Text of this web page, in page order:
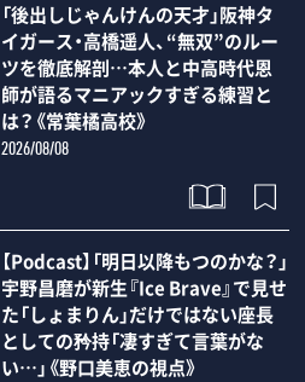
「後出しじゃんけんの天才」阪神タ
イガース・高橋遥人、“無双”のルー
ツを徹底解剖…本人と中高時代恩
師が語るマニアックすぎる練習と
は？《常葉橘高校》
2026/08/08
【Podcast】「明日以降もつのかな？」
宇野昌磨が新生『Ice Brave』で見せ
た「しょまりん」だけではない座長
としての矜持「凄すぎて言葉がな
い…」《野口美恵の視点》